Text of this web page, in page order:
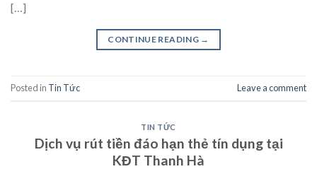
[…]
CONTINUE READING →
Posted in Tin Tức Leave a comment
TIN TỨC
Dịch vụ rút tiền đáo hạn thẻ tín dụng tại
KĐT Thanh Hà